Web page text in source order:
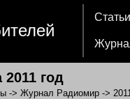
Статьи
год
-> Журнал Радиомир ->